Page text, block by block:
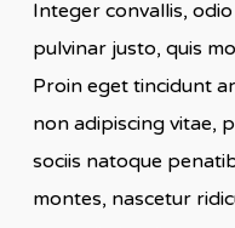
Integer convallis,
pulvinar justo, quis
Proin eget tincidunt
non adipiscing vitae,
sociis natoque
montes, nascetur